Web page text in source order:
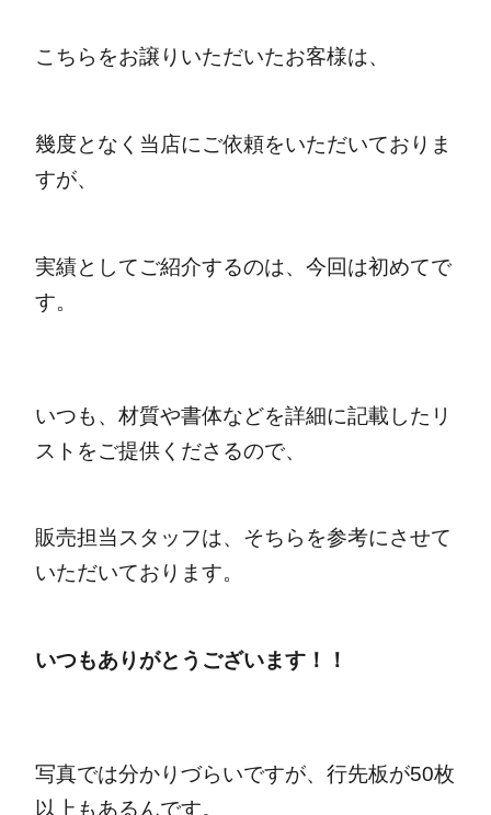
こちらをお譲りいただいたお客様は、
幾度となく当店にご依頼をいただいておりま
すが、
実績としてご紹介するのは、今回は初めてで
す。
いつも、材質や書体などを詳細に記載したリ
ストをご提供くださるので、
販売担当スタッフは、そちらを参考にさせて
いただいております。
いつもありがとうございます！！
写真では分かりづらいですが、行先板が50枚
以上もあるんです。